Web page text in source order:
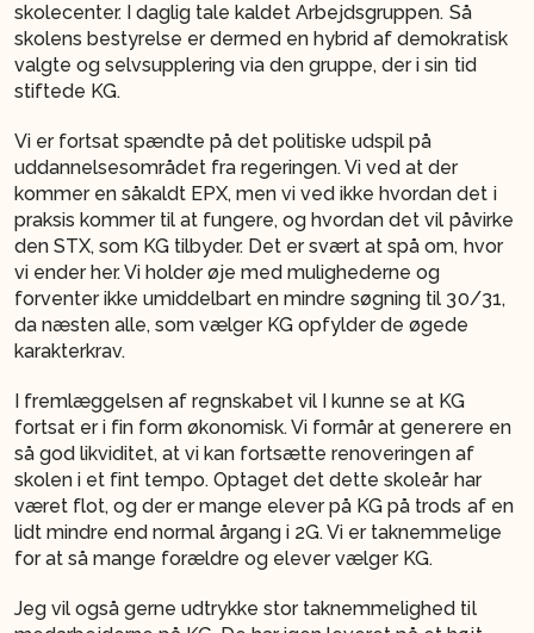
skolecenter. I daglig tale kaldet Arbejdsgruppen. Så
skolens bestyrelse er dermed en hybrid af demokratisk
valgte og selvsupplering via den gruppe, der i sin tid
stiftede KG.
Vi er fortsat spændte på det politiske udspil på
uddannelsesområdet fra regeringen. Vi ved at der
kommer en såkaldt EPX, men vi ved ikke hvordan det i
praksis kommer til at fungere, og hvordan det vil påvirke
den STX, som KG tilbyder. Det er svært at spå om, hvor
vi ender her. Vi holder øje med mulighederne og
forventer ikke umiddelbart en mindre søgning til 30/31,
da næsten alle, som vælger KG opfylder de øgede
karakterkrav.
I fremlæggelsen af regnskabet vil I kunne se at KG
fortsat er i fin form økonomisk. Vi formår at generere en
så god likviditet, at vi kan fortsætte renoveringen af
skolen i et fint tempo. Optaget det dette skoleår har
været flot, og der er mange elever på KG på trods af en
lidt mindre end normal årgang i 2G. Vi er taknemmelige
for at så mange forældre og elever vælger KG.
Jeg vil også gerne udtrykke stor taknemmelighed til